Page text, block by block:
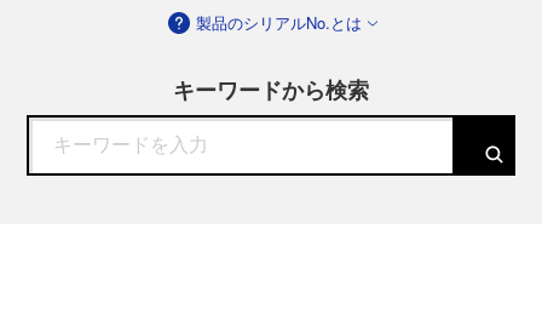
製品のシリアルNo.とは
キーワードから検索